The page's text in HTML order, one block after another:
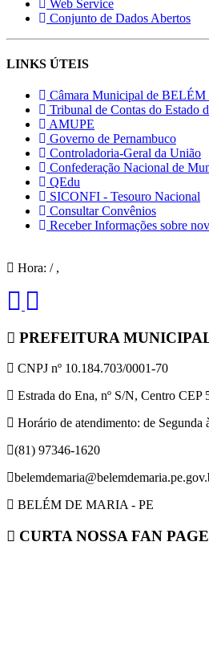
Web Service
Conjunto de Dados Abertos
LINKS ÚTEIS
Câmara Municipal de
Tribunal de Contas do Estado
AMUPE
Governo de Pernambuco
Controladoria-Geral da União
Confederação Nacional de
QEdu
SICONFI - Tesouro Nacional
Consultar Convênios
Receber Informações sobre
Hora: / ,
PREFEITURA
CNPJ nº 10.184.703/0001-70
Estrada do Ena, nº S/N, Centro CEP
Horário de atendimento: de Segunda
(81) 97346-1620
BELÉM DE MARIA - PE
CURTA NOSSA FAN PAGE